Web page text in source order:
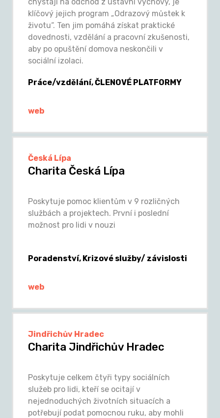
klíčový jejich program „Odrazový můstek k
životu“. Ten jim pomáhá získat praktické
dovednosti, vzdělání a pracovní zkušenosti,
aby po opuštění domova neskončili v
sociální izolaci.
Práce/vzdělání, ČLENOVÉ PLATFORMY
web
Česká Lípa
Charita Česká Lípa
Poskytuje pomoc klientům v 9 rozličných
službách a projektech. První i poslední
možnost pro lidi v nouzi
Poradenství, Krizové služby/ závislosti
web
Jindřichův Hradec
Charita Jindřichův Hradec
Poskytuje celkem čtyři typy sociálních
služeb pro lidi, kteří se ocitají v
nejednoduchých životních situacích a
potřebují podat pomocnou ruku, aby mohli